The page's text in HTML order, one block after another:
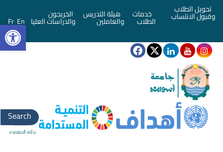
تحويل الطلاب
وقبول الانتساب خدمات
الطلاب
هيئة التدريس
والعاملين
الخريجون
والدراسات العليا En
Fr
Search
for: